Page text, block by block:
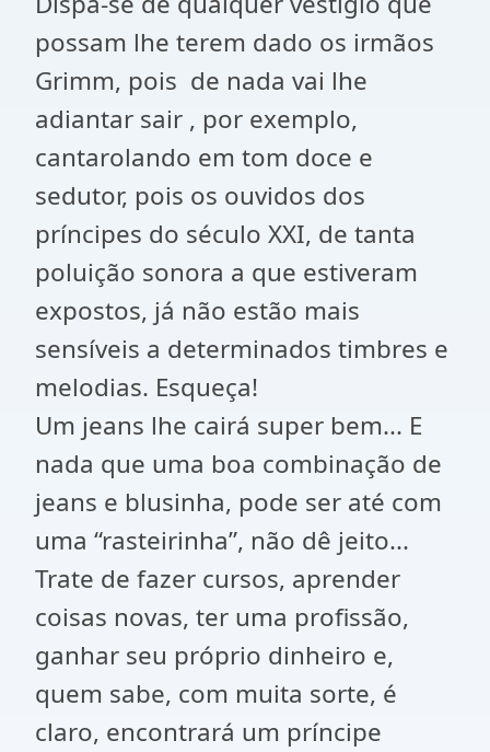
possam lhe terem dado os irmãos
Grimm, pois de nada vai lhe
adiantar sair , por exemplo,
cantarolando em tom doce e
sedutor, pois os ouvidos dos
príncipes do século XXI, de tanta
poluição sonora a que estiveram
expostos, já não estão mais
sensíveis a determinados timbres e
melodias. Esqueça!
Um jeans lhe cairá super bem... E
nada que uma boa combinação de
jeans e blusinha, pode ser até com
uma “rasteirinha”, não dê jeito...
Trate de fazer cursos, aprender
coisas novas, ter uma profissão,
ganhar seu próprio dinheiro e,
quem sabe, com muita sorte, é
claro, encontrará um príncipe